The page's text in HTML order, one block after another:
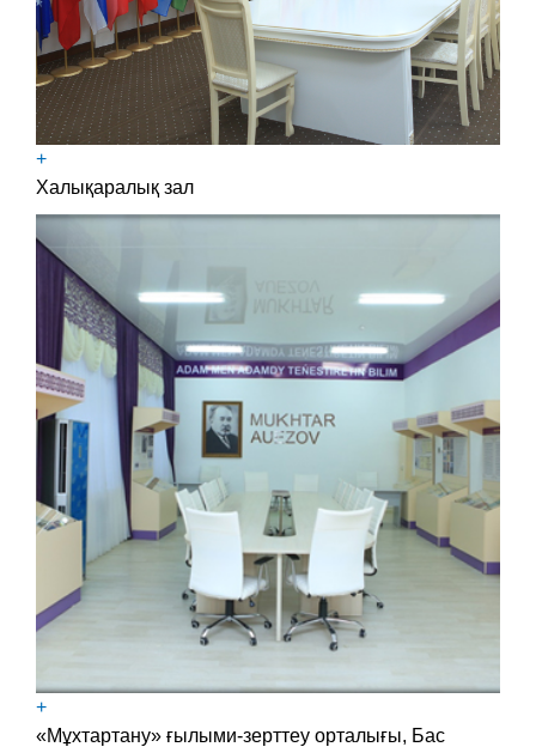
+
Халықаралық зал
+
«Мұхтартану» ғылыми-зерттеу орталығы, Бас